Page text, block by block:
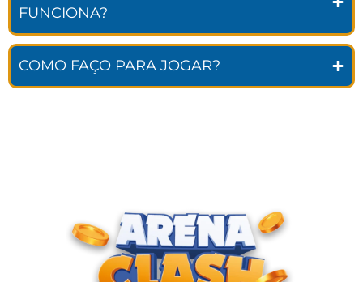
FUNCIONA?
COMO FAÇO PARA JOGAR?